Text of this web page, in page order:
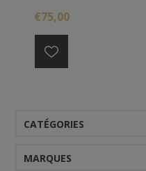
en Grand Cru.
€75,00
CATÉGORIES
MARQUES